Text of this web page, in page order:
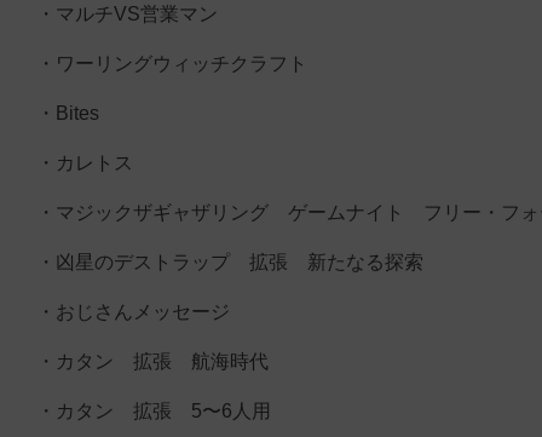
・マルチVS営業マン
・ワーリングウィッチクラフト
・Bites
・カレトス
・マジックザギャザリング ゲームナイト フリー・フォ
・凶星のデストラップ 拡張 新たなる探索
・おじさんメッセージ
・カタン 拡張 航海時代
・カタン 拡張 5〜6人用